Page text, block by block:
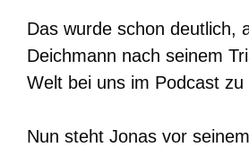
Das wurde schon deutlich,
Deichmann nach seinem
Welt bei uns im Podcast zu
Nun steht Jonas vor